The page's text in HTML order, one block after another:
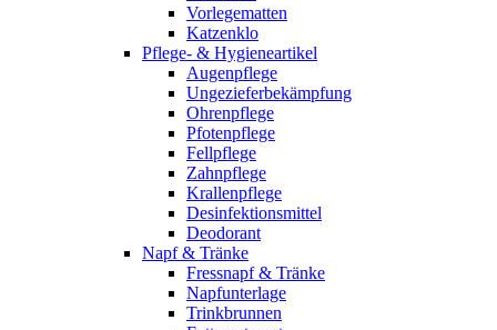
Vorlegematten
Katzenklo
Pflege- & Hygieneartikel
Augenpflege
Ungezieferbekämpfung
Ohrenpflege
Pfotenpflege
Fellpflege
Zahnpflege
Krallenpflege
Desinfektionsmittel
Deodorant
Napf & Tränke
Fressnapf & Tränke
Napfunterlage
Trinkbrunnen